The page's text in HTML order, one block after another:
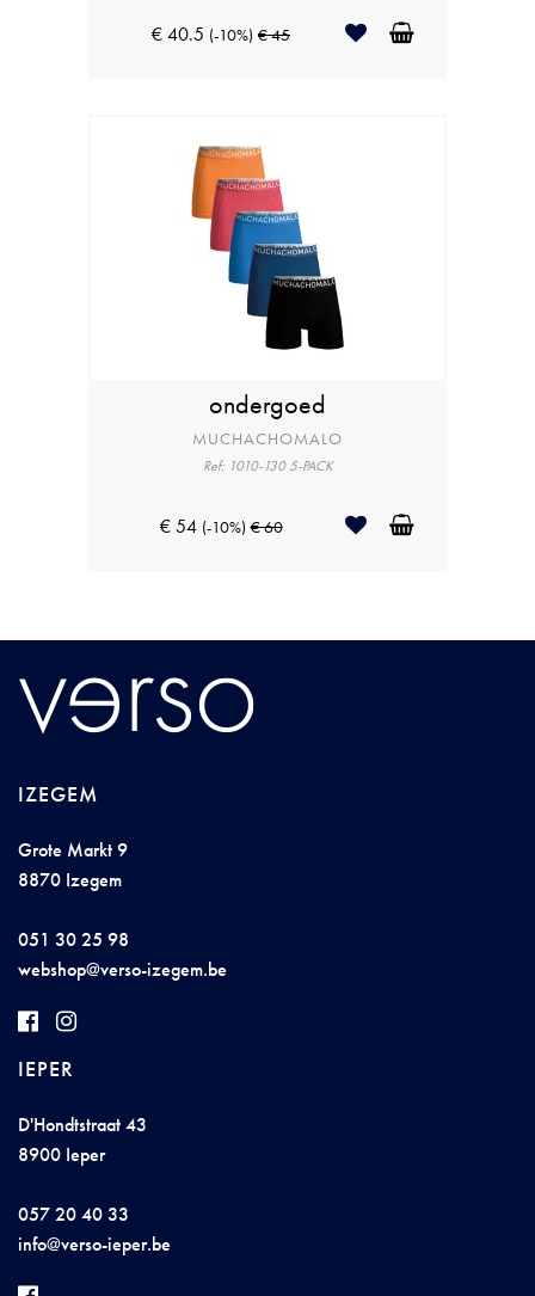
€ 40.5 (-10%) € 45
ondergoed
MUCHACHOMALO
Ref: 1010-130 5-PACK
€ 54 (-10%) € 60
IZEGEM
Grote Markt 9
8870 Izegem
051 30 25 98
webshop@verso-izegem.be
IEPER
D'Hondtstraat 43
8900 Ieper
057 20 40 33
info@verso-ieper.be